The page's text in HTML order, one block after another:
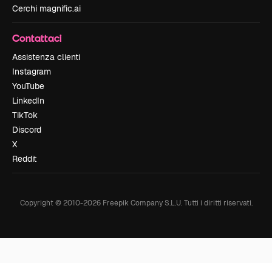
Cerchi magnific.ai
Contattaci
Assistenza clienti
Instagram
YouTube
LinkedIn
TikTok
Discord
X
Reddit
Copyright © 2010-2026Freepik Company S.L.U. Tutti i diritti riservati.